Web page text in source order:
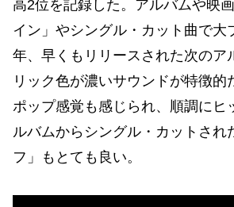
高2位を記録した。アルバムや映
イン」やシングル・カット曲で大
年、早くもリリースされた次のア
リック色が濃いサウンドが特徴的
ポップ感覚も感じられ、順調にヒ
ルバムからシングル・カットされ
フ」もとても良い。